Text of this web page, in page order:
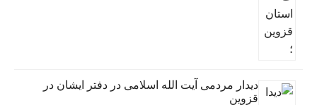
دیدار مردمی آیت الله اسلامی در دفتر ایشان در
قزوین